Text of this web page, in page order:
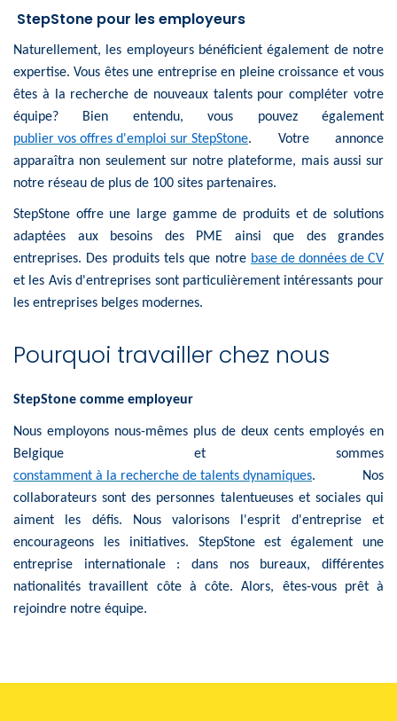
StepStone pour les employeurs
Naturellement, les employeurs bénéficient également de notre
expertise. Vous êtes une entreprise en pleine croissance et vous
êtes à la recherche de nouveaux talents pour compléter votre
équipe? Bien entendu, vous pouvez également
publier vos offres d'emploi sur StepStone. Votre annonce
apparaîtra non seulement sur notre plateforme, mais aussi sur
notre réseau de plus de 100 sites partenaires.
StepStone offre une large gamme de produits et de solutions
adaptées aux besoins des PME ainsi que des grandes
entreprises. Des produits tels que notre base de données de CV
et les Avis d'entreprises sont particulièrement intéressants pour
les entreprises belges modernes.
Pourquoi travailler chez nous
StepStone comme employeur
Nous employons nous-mêmes plus de deux cents employés en
Belgique et sommes
constamment à la recherche de talents dynamiques. Nos
collaborateurs sont des personnes talentueuses et sociales qui
aiment les défis. Nous valorisons l'esprit d'entreprise et
encourageons les initiatives. StepStone est également une
entreprise internationale : dans nos bureaux, différentes
nationalités travaillent côte à côte.Alors, êtes-vous prêt à
rejoindre notre équipe.